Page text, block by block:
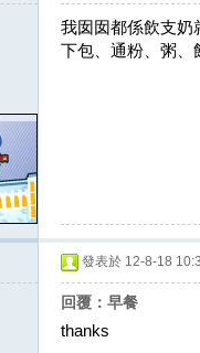
我囡囡都係飲支奶
下包、通粉、粥、
發表於 12-8-18
回覆：早餐
thanks